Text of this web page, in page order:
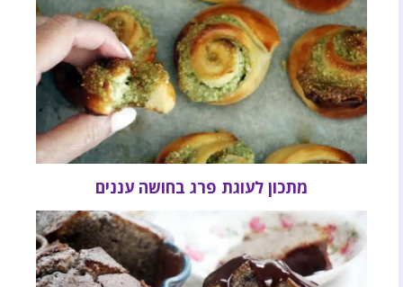
מתכון לעוגת פרג בחושה עננים